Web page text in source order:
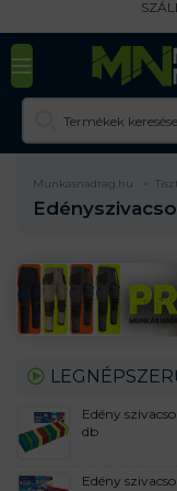
Munkasnadrag.hu
Edény
db
Edény